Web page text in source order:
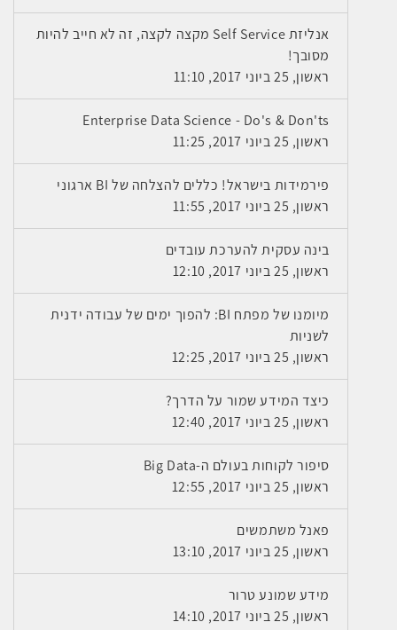
אנליזת Self Service מקצה לקצה, זה לא חייב להיות
מסובך!
ראשון, 25 ביוני 2017, 11:10
Enterprise Data Science - Do's & Don'ts
ראשון, 25 ביוני 2017, 11:25
פירמידות בישראל! כללים להצלחה של BI ארגוני
ראשון, 25 ביוני 2017, 11:55
בינה עסקית להערכת עובדים
ראשון, 25 ביוני 2017, 12:10
מיומנו של מפתח BI: להפוך ימים של עבודה ידנית
לשניות
ראשון, 25 ביוני 2017, 12:25
כיצד המידע שמור על הדרך?
ראשון, 25 ביוני 2017, 12:40
סיפור לקוחות בעולם ה-Big Data
ראשון, 25 ביוני 2017, 12:55
פאנל משתמשים
ראשון, 25 ביוני 2017, 13:10
מידע שמונע טרור
ראשון, 25 ביוני 2017, 14:10